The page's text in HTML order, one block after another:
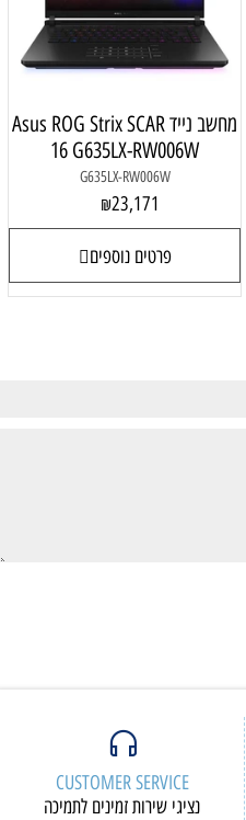
מחשב נייד Asus ROG Strix SCAR
16 G635LX-RW006W
G635LX-RW006W
₪23,171
פרטים נוספים
CUSTOMER SERVICE
נציגי שירות זמינים לתמיכה